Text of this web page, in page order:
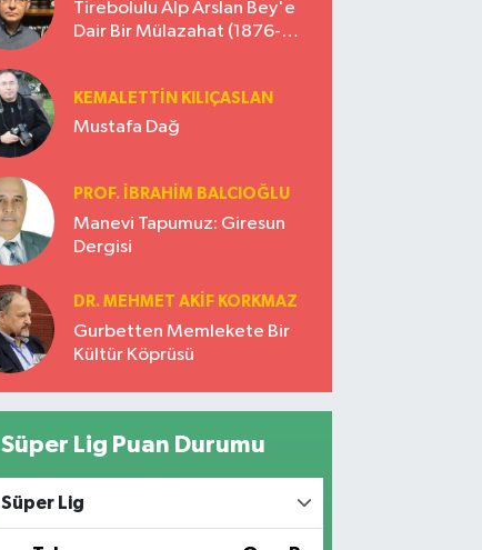
Tirebolulu Alp Arslan Bey'e
Dair Bir Mülazahat (1876-
KEMALETTİN KILIÇASLAN
Mustafa Dağ
PROF. İBRAHİM BALCIOĞLU
Manevi Tapumuz: Giresun
Dergisi
DR. MEHMET AKIF KORKMAZ
Gurbetten Memlekete Bir
Kültür Köprüsü
Süper Lig Puan Durumu
Süper Lig